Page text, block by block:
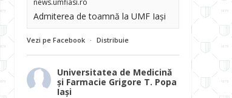
Admiterea de toamnă la UMF Iași
Vezi pe Facebook · Distribuie
Universitatea de Medicină
și Farmacie Grigore T. Popa
Iași